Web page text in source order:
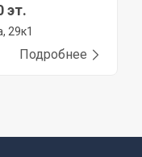
эт.
29к1
Подробнее